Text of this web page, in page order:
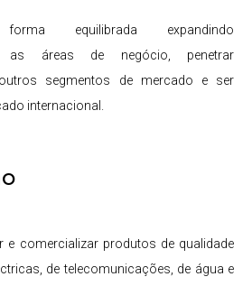
equilibrada expandindo
as áreas de negócio, penetrar
segmentos de mercado e ser
internacional.
e comercializar produtos de qualidade
de telecomunicações, de água e